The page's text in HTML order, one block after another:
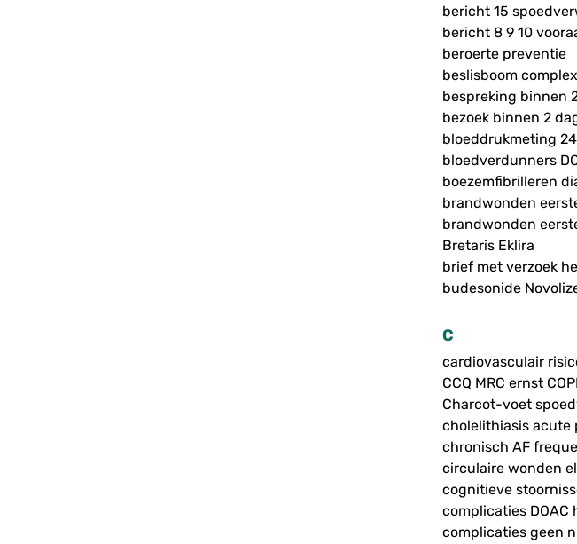
bericht 15
bericht 8 9 10
beroerte preventie
beslisboom
bespreking binnen
bezoek binnen 2
bloeddrukmeting
bloedverdunners
boezemfibrilleren
brandwonden
brandwonden
Bretaris Eklira
brief met verzoek
budesonide
C
cardiovasculair
CCQ MRC ernst
Charcot-voet
cholelithiasis acute
chronisch AF
circulaire wonden
cognitieve
complicaties DOAC
complicaties geen